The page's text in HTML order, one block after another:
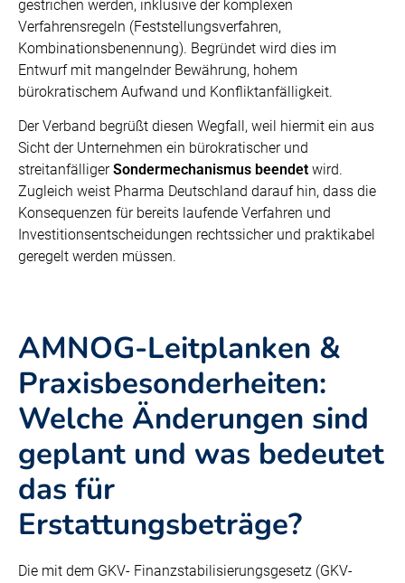
gestrichen werden, inklusive der komplexen
Verfahrensregeln (Feststellungsverfahren,
Kombinationsbenennung). Begründet wird dies im
Entwurf mit mangelnder Bewährung, hohem
bürokratischem Aufwand und Konfliktanfälligkeit.
Der Verband begrüßt diesen Wegfall, weil hiermit ein aus
Sicht der Unternehmen ein bürokratischer und
streitanfälligerSondermechanismus beendet wird.
Zugleich weist Pharma Deutschland darauf hin, dass die
Konsequenzen für bereits laufende Verfahren und
Investitionsentscheidungen rechtssicher und praktikabel
geregelt werden müssen.
AMNOG-Leitplanken &
Praxisbesonderheiten:
Welche Änderungen sind
geplant und was bedeutet
das für
Erstattungsbeträge?
Die mit dem GKV- Finanzstabilisierungsgesetz (GKV-